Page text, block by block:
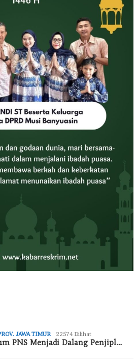
JAWA TIMUR 22574 Dilihat
PNS Menjadi Dalang Penjipl…